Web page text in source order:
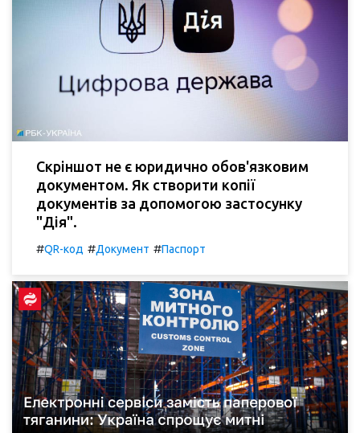
Скріншот не є юридично обов'язковим
документом. Як створити копії
документів за допомогою застосунку
"Дія".
#QR-код #Документ #Паспорт